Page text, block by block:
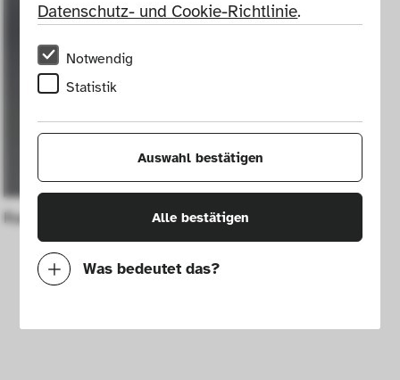
Datenschutz- und Cookie-Richtlinie.
Notwendig
Statistik
Auswahl bestätigen
Alle bestätigen
Was bedeutet das?
Mit diesen Cookies können wir durch
Radiogerät Crosley Mod. 11-105 U